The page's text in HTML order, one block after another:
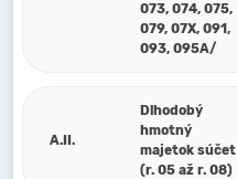
073, 074, 075,
079, 07X, 091,
093, 095A/
A.II.
Dlhodobý
hmotný
majetok súčet
(r. 05 až r. 08)